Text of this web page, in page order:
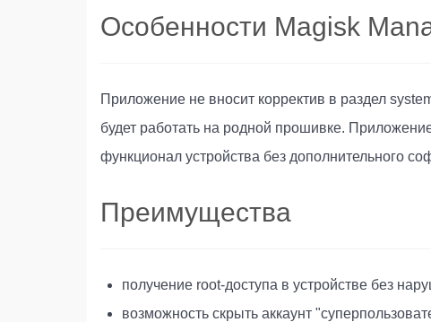
Особенности Magisk
Приложение не вносит корректив в раздел
будет работать на родной прошивке.
функционал устройства без дополнительного
Преимущества
получение root-доступа в устройстве без
возможность скрыть аккаунт